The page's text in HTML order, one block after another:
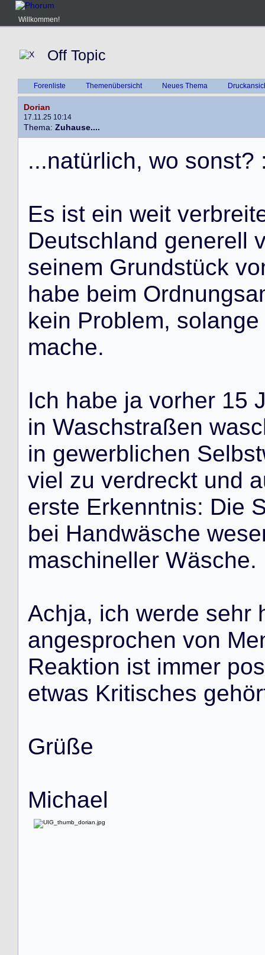
Willkommen!
Off Topic
Forenliste Themenübersicht Neues Thema
Dorian
17.11.25 10:14
Thema: Zuhause....
...natürlich, wo sonst?
Es ist ein weit verbreit
Deutschland generell
seinem Grundstück vo
habe beim Ordnungsa
kein Problem, solange
mache.
Ich habe ja vorher 15
in Waschstraßen wasc
in gewerblichen Selbst
viel zu verdreckt und a
erste Erkenntnis: Die
bei Handwäsche wese
maschineller Wäsche.
Achja, ich werde sehr
angesprochen von Me
Reaktion ist immer pos
etwas Kritisches gehör
Grüße
Michael